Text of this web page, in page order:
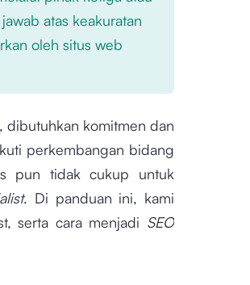
atas keakuratan
oleh situs web
komitmen dan
perkembangan bidang
pun tidak cukup untuk
. Di panduan ini, kami
serta cara menjadi SEO